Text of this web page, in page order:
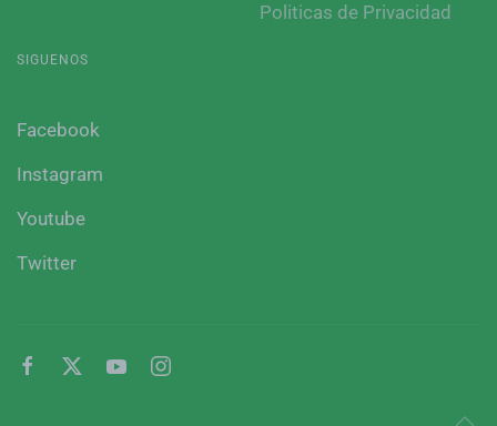
Politicas de Privacidad
SIGUENOS
Facebook
Instagram
Youtube
Twitter